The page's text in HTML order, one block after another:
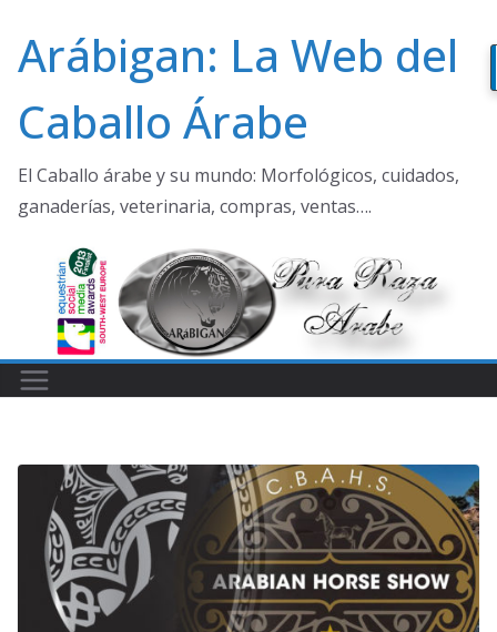
contenido
Arábigan: La Web del
Caballo Árabe
El Caballo árabe y su mundo: Morfológicos, cuidados,
ganaderías, veterinaria, compras, ventas….